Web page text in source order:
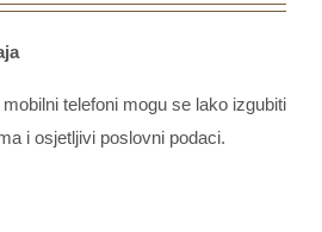
telefoni mogu se lako izgubiti
i osjetljivi poslovni podaci.